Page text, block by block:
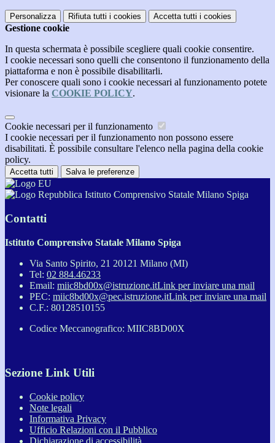
Personalizza Rifiuta tutti i cookies Accetta tutti i cookies
Gestione cookie
In questa schermata è possibile scegliere quali cookie consentire.
I cookie necessari sono quelli che consentono il funzionamento della
piattaforma e non è possibile disabilitarli.
Per conoscere quali sono i cookie necessari al funzionamento potete
visionare la COOKIE POLICY.
Cookie necessari per il funzionamento
I cookie necessari per il funzionamento non possono essere
disabilitati. È possibile consultare l'elenco nella pagina della cookie
policy.
Accetta tutti Salva le preferenze
Istituto Comprensivo Statale Milano Spiga
Contatti
Istituto Comprensivo Statale Milano Spiga
Via Santo Spirito, 21 20121 Milano (MI)
Tel: 02 884.46233
Email: miic8bd00x@istruzione.itLink per inviare una mail
PEC: miic8bd00x@pec.istruzione.itLink per inviare una mail
C.F.: 80128510155
Codice Meccanografico: MIIC8BD00X
Sezione Link Utili
Cookie policy
Note legali
Informativa Privacy
Ufficio Relazioni con il Pubblico
Dichiarazione di accessibilità